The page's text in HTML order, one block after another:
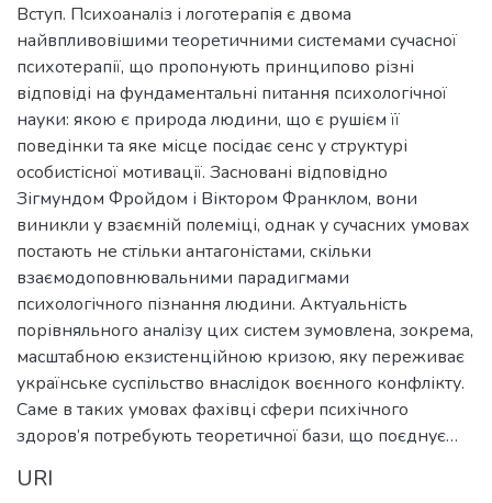
Вступ. Психоаналіз і логотерапія є двома
найвпливовішими теоретичними системами сучасної
психотерапії, що пропонують принципово різні
відповіді на фундаментальні питання психологічної
науки: якою є природа людини, що є рушієм її
поведінки та яке місце посідає сенс у структурі
особистісної мотивації. Засновані відповідно
Зігмундом Фройдом і Віктором Франклом, вони
виникли у взаємній полеміці, однак у сучасних умовах
постають не стільки антагоністами, скільки
взаємодоповнювальними парадигмами
психологічного пізнання людини. Актуальність
порівняльного аналізу цих систем зумовлена, зокрема,
масштабною екзистенційною кризою, яку переживає
українське суспільство внаслідок воєнного конфлікту.
Саме в таких умовах фахівці сфери психічного
здоров’я потребують теоретичної бази, що поєднує…
URI